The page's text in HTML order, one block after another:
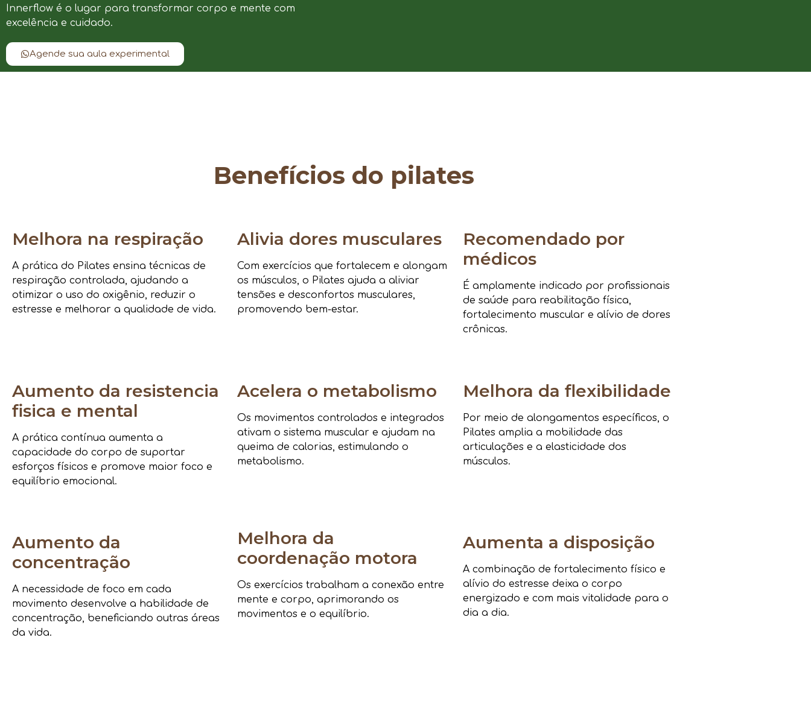
Innerflow é o lugar para transformar corpo e mente com
excelência e cuidado.
Agende sua aula experimental
Benefícios do pilates
Melhora na respiração
A prática do Pilates ensina técnicas de
respiração controlada, ajudando a
otimizar o uso do oxigênio, reduzir o
estresse e melhorar a qualidade de vida.
Alivia dores musculares
Com exercícios que fortalecem e alongam
os músculos, o Pilates ajuda a aliviar
tensões e desconfortos musculares,
promovendo bem-estar.
Recomendado por
médicos
É amplamente indicado por profissionais
de saúde para reabilitação física,
fortalecimento muscular e alívio de dores
crônicas.
Aumento da resistencia
fisica e mental
A prática contínua aumenta a
capacidade do corpo de suportar
esforços físicos e promove maior foco e
equilíbrio emocional.
Acelera o metabolismo
Os movimentos controlados e integrados
ativam o sistema muscular e ajudam na
queima de calorias, estimulando o
metabolismo.
Melhora da flexibilidade
Por meio de alongamentos específicos, o
Pilates amplia a mobilidade das
articulações e a elasticidade dos
músculos.
Aumento da
concentração
A necessidade de foco em cada
movimento desenvolve a habilidade de
concentração, beneficiando outras áreas
da vida.
Melhora da
coordenação motora
Os exercícios trabalham a conexão entre
mente e corpo, aprimorando os
movimentos e o equilíbrio.
Aumenta a disposição
A combinação de fortalecimento físico e
alívio do estresse deixa o corpo
energizado e com mais vitalidade para o
dia a dia.